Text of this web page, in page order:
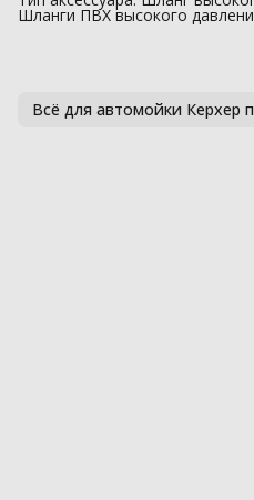
Шланги ПВХ высокого
Всё для автомойки Керхер